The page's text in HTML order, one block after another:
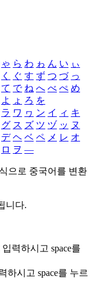
ゃ ら わ ゎ ん い ぃ
く ぐ す ず つ づ っ
て で ね へ べ ぺ め
よ ょ ろ を
ラ ワ ヮ ン イ ィ キ
グ ス ズ ツ ヅ ッ ヌ
デ ヘ ベ ペ メ レ オ
ロ ヲ ―
으로 중국어를 변환
니다.
입력하시고 space를
하시고 space를 누르